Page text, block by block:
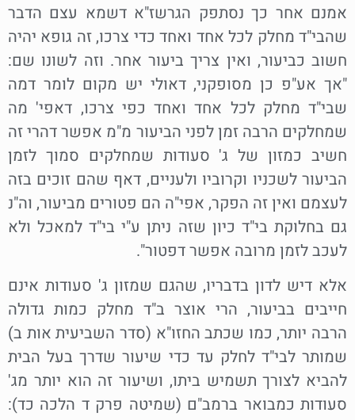
אמנם אחר כך נסתפק הגרשז"א דשמא עצם הדבר
שהבי"ד מחלק לכל אחד ואחד כדי צרכו, זה גופא יהיה
חשוב כביעור, ואין צריך ביעור אחר. וזה לשונו שם:
"אך אע"פ כן מסופקני, דאולי יש מקום לומר דמה
שבי"ד מחלק לכל אחד ואחד כפי צרכו, דאפי' מה
שמחלקים הרבה זמן לפני הביעור מ"מ אפשר דהרי זה
חשיב כמזון של ג' סעודות שמחלקים סמוך לזמן
הביעור לשכניו וקרוביו ולעניים, דאף שהם זוכים בזה
לעצמם ואין זה הפקר, אפי"ה הם פטורים מביעור, וה"נ
גם בחלוקת בי"ד כיון שזה ניתן ע"י בי"ד למאכל ולא
לעכב לזמן מרובה אפשר דפטור".
אלא דיש לדון בדבריו, שהגם שמזון ג' סעודות אינם
חייבים בביעור, הרי אוצר ב"ד מחלק כמות גדולה
הרבה יותר, כמו שכתב החזו"א (סדר השביעית אות ב)
שמותר לבי"ד לחלק עד כדי שיעור שדרך בעל הבית
להביא לצורך תשמיש ביתו, ושיעור זה הוא יותר מג'
סעודות כמבואר ברמב"ם (שמיטה פרק ד הלכה כד):